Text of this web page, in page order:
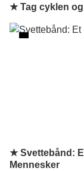
★ Tag cyklen
★ Svettebånd:
Mennesker